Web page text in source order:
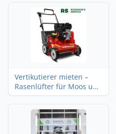
Vertikutierer mieten –
Rasenlüfter für Moos und
Rasenfilz, Benzin oder